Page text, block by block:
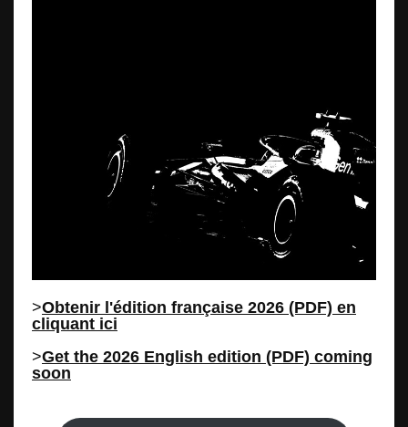
>Obtenir l'édition française 2026 (PDF) en
cliquant ici
>Get the 2026 English edition (PDF) coming
soon